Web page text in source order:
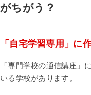
がちがう？
「自宅学習専用」に
「専門学校の通信講座
いる学校があります。